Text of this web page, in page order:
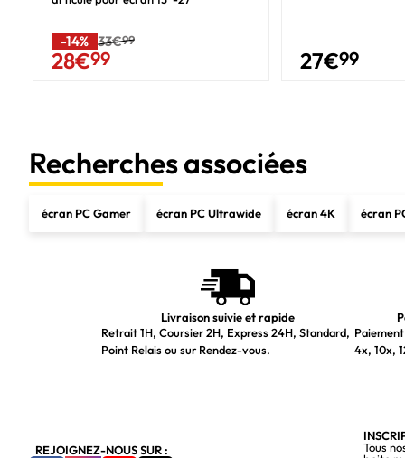
AMD FreeSync
Technologie Low-Blue-Light
Compatibilité
Conception sans châssis
Châssis avant
Connectivité
Quantité de ports HDMI
-14% 33€99
28€99 27€99
Recherches associées
écran PC Gamer écran PC Ultrawide écran 4K écran
Livraison suivie et rapide
Retrait 1H, Coursier 2H, Express 24H, Standard,
Point Relais ou sur Rendez-vous.
4x, 10x,
REJOIGNEZ-NOUS SUR :
Tous